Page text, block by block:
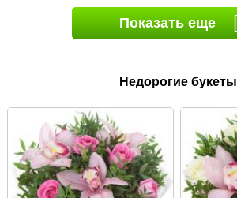
Показать еще
Недорогие букеты